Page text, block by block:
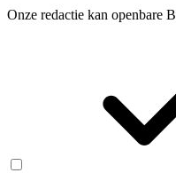
Onze redactie kan openbare